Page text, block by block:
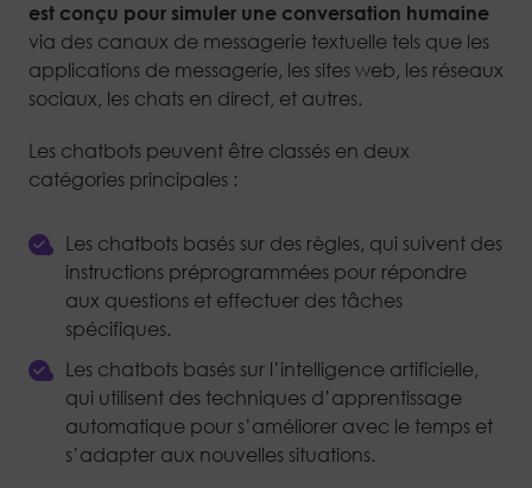
est conçu pour simuler une conversation humaine
via des canaux de messagerie textuelle tels que les
applications de messagerie, les sites web, les réseaux
sociaux, les chats en direct, et autres.
Les chatbots peuvent être classés en deux
catégories principales :
Les chatbots basés sur des règles, qui suivent des
instructions préprogrammées pour répondre
aux questions et effectuer des tâches
spécifiques.
Les chatbots basés sur l’intelligence artificielle,
qui utilisent des techniques d’apprentissage
automatique pour s’améliorer avec le temps et
s’adapter aux nouvelles situations.